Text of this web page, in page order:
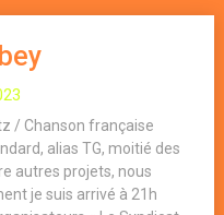
/ Chanson française
alias TG, moitié des
autres projets, nous
je suis arrivé à 21h